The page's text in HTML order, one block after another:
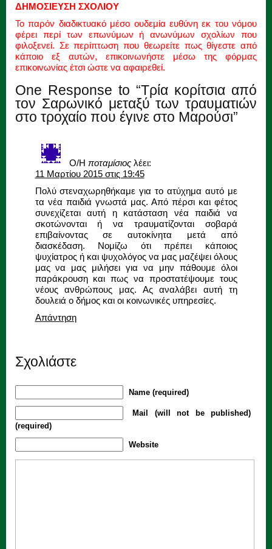
ΔΗΜΟΣΙΕΥΣΗ ΣΧΟΛΙΟΥ
Το παρόν διαδικτυακό μέσο ουδεμία ευθύνη εκ του νόμου
φέρει περί των επωνύμων ή ανωνύμων σχολίων που
φιλοξενεί. Σε περίπτωση που θεωρείτε πως θίγεστε από
κάποιο εξ αυτών, επικοινωνήστε μέσω της φόρμας
επικοινωνίας έτσι ώστε να αφαιρεθεί.
One Response to “Τρία κορίτσια από
τον Σαρωνικό μεταξύ των τραυματιών
στο τροχαίο που έγινε στο Μαρούσι”
Ο/Η ποταμίσιος λέει:
11 Μαρτίου 2015 στις 19:45
Πολύ στεναχωρηθήκαμε για το ατύχημα αυτό με
τα νέα παιδιά γνωστά μας. Από πέρσι και φέτος
συνεχίζεται αυτή η κατάσταση νέα παιδιά να
σκοτώνονται ή να τραυματίζονται σοβαρά
επιβαίνοντας σε αυτοκίνητα μετά από
διασκέδαση. Νομίζω ότι πρέπει κάποιος
ψυχίατρος ή και ψυχολόγος να μας μαζέψει όλους
μας να μας μιλήσει για να μην πάθουμε όλοι
παράκρουση και πως να προστατέψουμε τους
νέους ανθρώπους μας. Ας αναλάβει αυτή τη
δουλειά ο δήμος και οι κοινωνικές υπηρεσίες.
Απάντηση
Σχολιάστε
Name (required)
Mail (will not be published)
(required)
Website